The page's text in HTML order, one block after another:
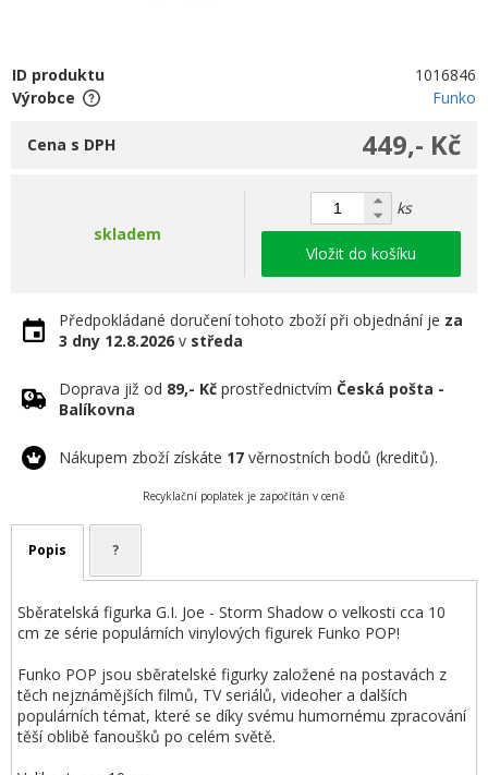
ID produktu
1016846
Výrobce
Funko
449,- Kč
Cena s DPH
skladem
ks
Vložit do košíku
Předpokládané doručení tohoto zboží při objednání je za
3 dny 12.8.2026 v středa
Doprava již od 89,- Kč prostřednictvím Česká pošta -
Balíkovna
Nákupem zboží získáte 17 věrnostních bodů (kreditů).
Recyklační poplatek je započítán v ceně
Popis ?
Sběratelská figurka G.I. Joe - Storm Shadow o velkosti cca 10
cm ze série populárních vinylových figurek Funko POP!
Funko POP jsou sběratelské figurky založené na postavách z
těch nejznámějších filmů, TV seriálů, videoher a dalších
populárních témat, které se díky svému humornému zpracování
těší oblibě fanoušků po celém světě.